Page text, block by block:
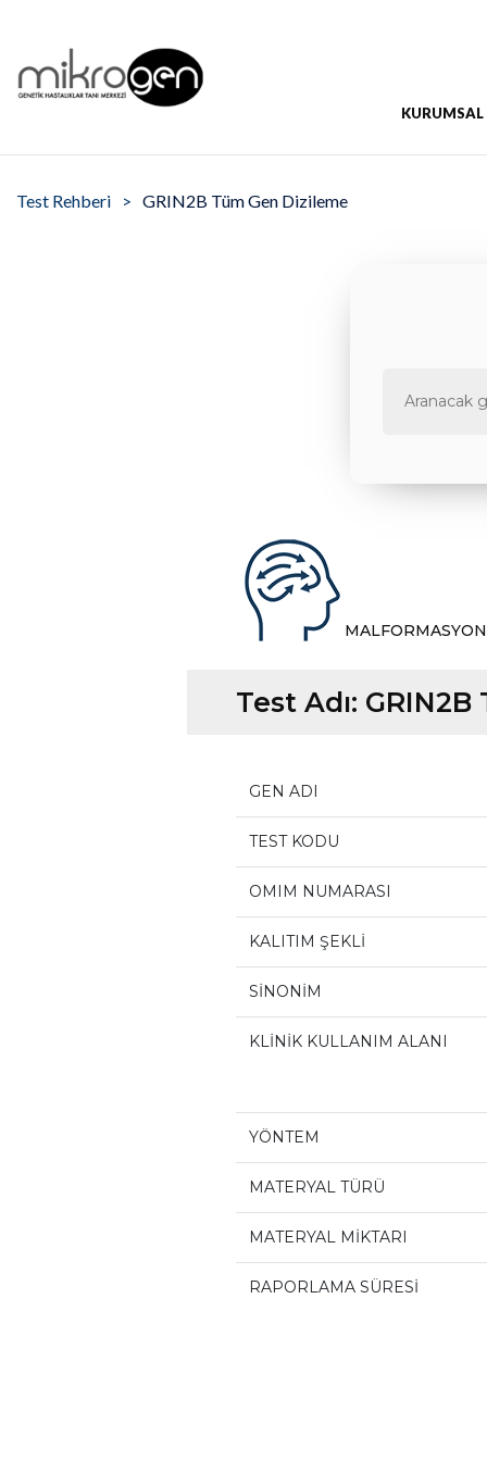
KURUMSAL
Test Rehberi GRIN2B Tüm Gen Dizileme
Test Adı:
GEN ADI
TEST KODU
OMIM NUMARASI
KALITIM ŞEKLİ
SİNONİM
KLİNİK KULLANIM ALANI
YÖNTEM
MATERYAL TÜRÜ
MATERYAL MİKTARI
RAPORLAMA SÜRESİ